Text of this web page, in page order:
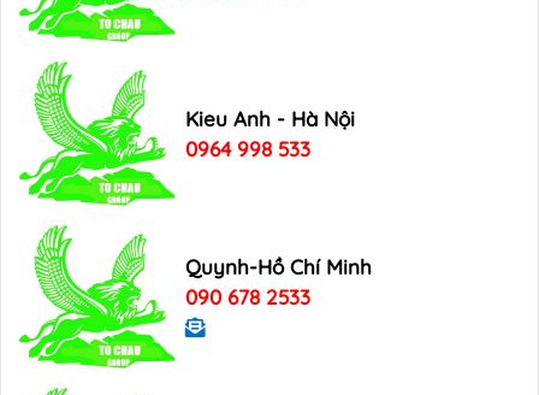
Kieu Anh - Hà Nội
0964 998 533
Quynh-Hồ Chí Minh
090 678 2533